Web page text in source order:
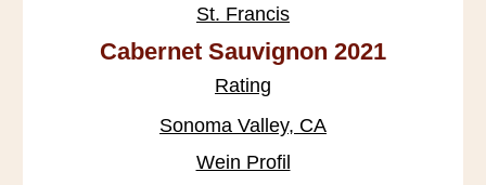
St. Francis
Cabernet Sauvignon 2021
Rating
Sonoma Valley, CA
Wein Profil